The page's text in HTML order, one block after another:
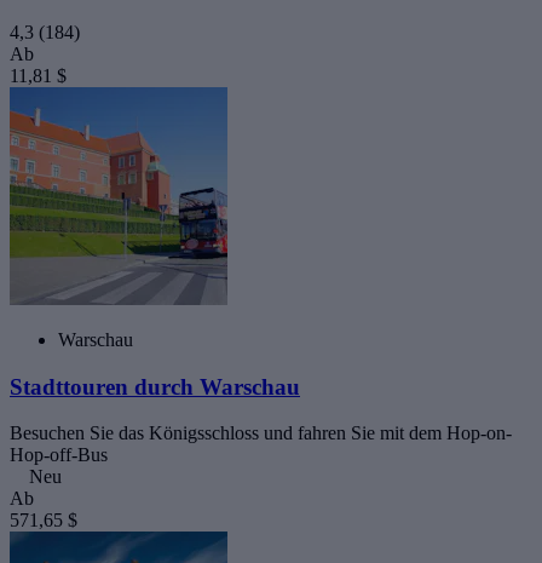
4,3 (184)
Ab
11,81 $
Warschau
Stadttouren durch Warschau
Besuchen Sie das Königsschloss und fahren Sie mit dem Hop-on-
Hop-off-Bus
Neu
Ab
571,65 $